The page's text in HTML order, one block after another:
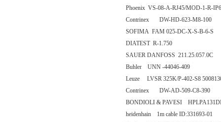
Phoenix VS-08-A-RJ45/MOD-1-R-
Contrinex DW-HD-623-M8-100
SOFIMA FAM 025-DC-X-S-B-6-S
DIATEST R-1.750
SAUER DANFOSS 211.25.057.0C
Buhler UNN -44046-409
Leuze LVSR 325K/P-402-S8
Contrinex DW-AD-509-C8-390
BONDIOLI & PAVESI
heidenhain 1m cable ID:331693-01